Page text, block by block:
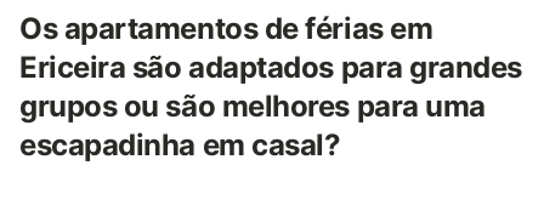
Os apartamentos de férias em
Ericeira são adaptados para grandes
grupos ou são melhores para uma
escapadinha em casal?